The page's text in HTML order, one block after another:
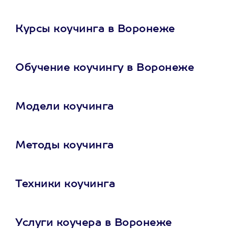
Курсы коучинга в Воронеже
Обучение коучингу в Воронеже
Модели коучинга
Методы коучинга
Техники коучинга
Услуги коучера в Воронеже